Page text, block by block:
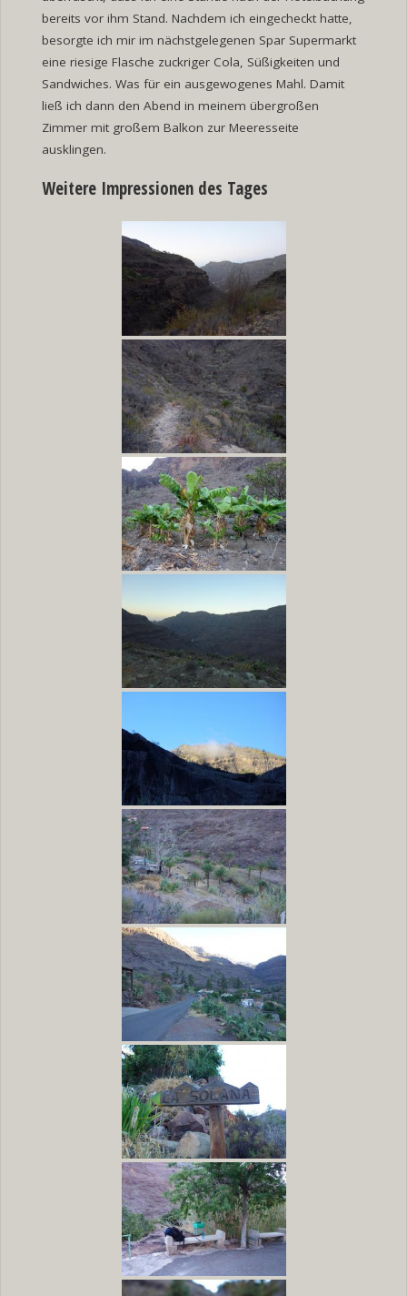
bereits vor ihm Stand. Nachdem ich eingecheckt hatte,
besorgte ich mir im nächstgelegenen Spar Supermarkt
eine riesige Flasche zuckriger Cola, Süßigkeiten und
Sandwiches. Was für ein ausgewogenes Mahl. Damit
ließ ich dann den Abend in meinem übergroßen
Zimmer mit großem Balkon zur Meeresseite
ausklingen.
Weitere Impressionen des Tages